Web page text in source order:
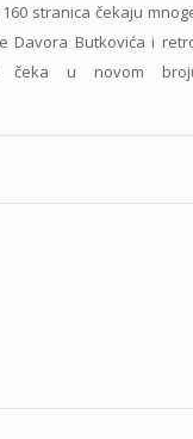
stranica čekaju
Davora Butkovića i
u novom